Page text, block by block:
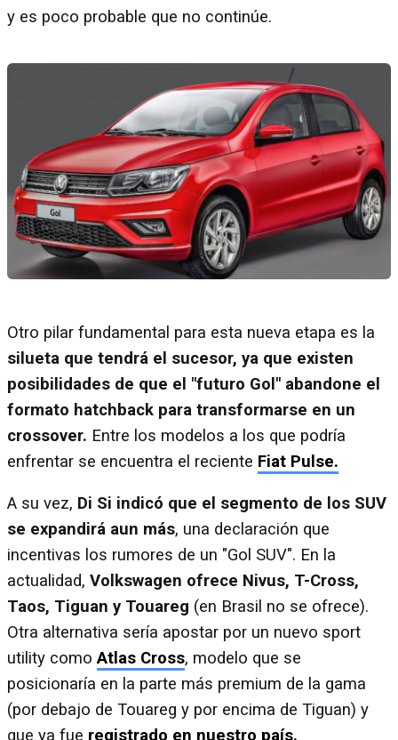
y es poco probable que no continúe.
Otro pilar fundamental para esta nueva etapa es la
silueta que tendrá el sucesor, ya que existen
posibilidades de que el "futuro Gol" abandone el
formato hatchback para transformarse en un
crossover. Entre los modelos a los que podría
enfrentar se encuentra el reciente Fiat Pulse.
A su vez, Di Si indicó que el segmento de los SUV
se expandirá aun más, una declaración que
incentivas los rumores de un "Gol SUV". En la
actualidad, Volkswagen ofrece Nivus, T-Cross,
Taos, Tiguan y Touareg (en Brasil no se ofrece).
Otra alternativa sería apostar por un nuevo sport
utility comoAtlas Cross, modelo que se
posicionaría en la parte más premium de la gama
(por debajo de Touareg y por encima de Tiguan) y
que ya fue registrado en nuestro país.